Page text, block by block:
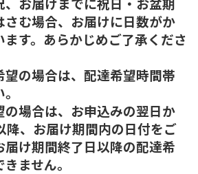
さむ場合、お届けに日数がか
す。あらかじめご了承くださ
の場合は、配達希望時間帯
場合は、お申込みの翌日か
降、お届け期間内の日付をご
け期間終了日以降の配達希
ません。